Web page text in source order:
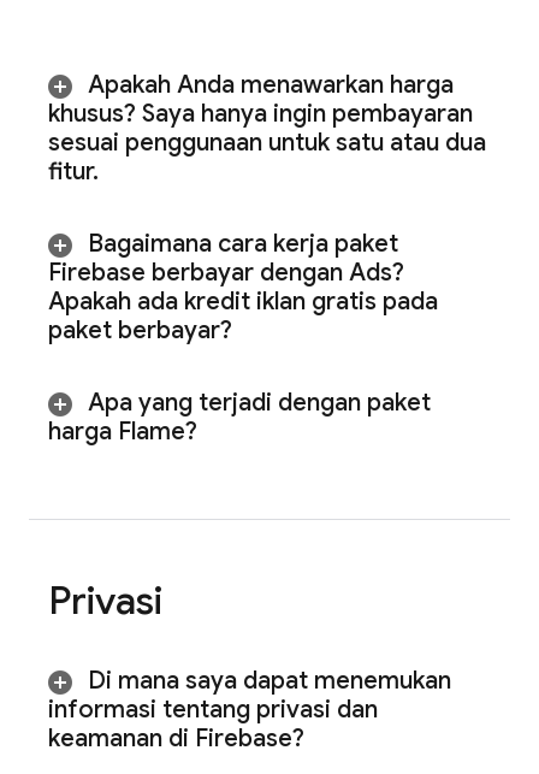
Apakah Anda menawarkan harga
khusus? Saya hanya ingin pembayaran
sesuai penggunaan untuk satu atau dua
fitur.
Bagaimana cara kerja paket
Firebase berbayar dengan Ads?
Apakah ada kredit iklan gratis pada
paket berbayar?
Apa yang terjadi dengan paket
harga Flame?
Privasi
Di mana saya dapat menemukan
informasi tentang privasi dan
keamanan di Firebase?